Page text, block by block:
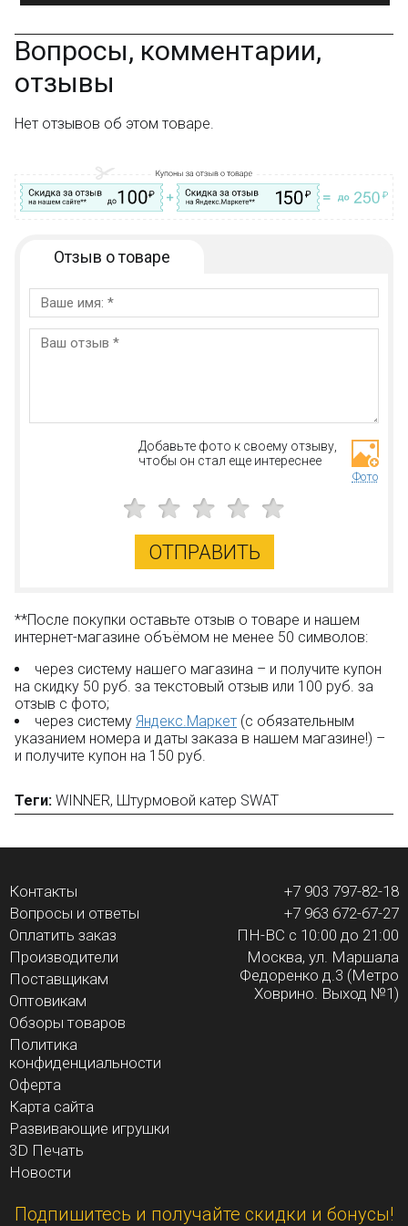
Вопросы, комментарии,
отзывы
Нет отзывов об этом товаре.
Отзыв о товаре
Добавьте фото к своему отзыву,
чтобы он стал еще интереснее
Фото
ОТПРАВИТЬ
**После покупки оставьте отзыв о товаре и нашем
интернет-магазине объёмом не менее 50 символов:
через систему нашего магазина – и получите купон
на скидку 50 руб. за текстовый отзыв или 100 руб. за
отзыв с фото;
через систему Яндекс.Маркет (с обязательным
указанием номера и даты заказа в нашем магазине!) –
и получите купон на 150 руб.
Теги: WINNER, Штурмовой катер SWAT
Контакты
Вопросы и ответы
Оплатить заказ
Производители
Поставщикам
Оптовикам
Обзоры товаров
Политика
конфиденциальности
Оферта
Карта сайта
Развивающие игрушки
3D Печать
Новости
+7 903 797-82-18
+7 963 672-67-27
ПН-ВС с 10:00 до 21:00
Москва, ул. Маршала
Федоренко д.3 (Метро
Ховрино. Выход №1)
Подпишитесь и получайте скидки и бонусы!